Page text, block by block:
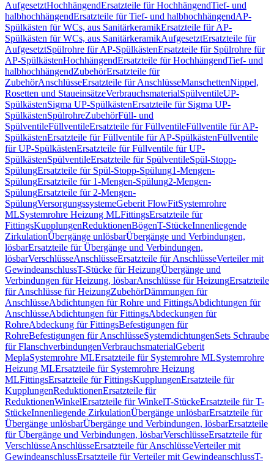
AufgesetztHochhängendErsatzteile für HochhängendTief- und
halbhochhängendErsatzteile für Tief- und halbhochhängendAP-
Spülkästen für WCs, aus SanitärkeramikErsatzteile für AP-
Spülkästen für WCs, aus SanitärkeramikAufgesetztErsatzteile für
AufgesetztSpülrohre für AP-SpülkästenErsatzteile für Spülrohre für
AP-SpülkästenHochhängendErsatzteile für HochhängendTief- und
halbhochhängendZubehörErsatzteile für
ZubehörAnschlüsseErsatzteile für AnschlüsseManschettenNippel,
Rosetten und StaueinsätzeVerbrauchsmaterialSpülventileUP-
SpülkästenSigma UP-SpülkästenErsatzteile für Sigma UP-
SpülkästenSpülrohreZubehörFüll- und
SpülventileFüllventileErsatzteile für FüllventileFüllventile für AP-
SpülkästenErsatzteile für Füllventile für AP-SpülkästenFüllventile
für UP-SpülkästenErsatzteile für Füllventile für UP-
SpülkästenSpülventileErsatzteile für SpülventileSpül-Stopp-
SpülungErsatzteile für Spül-Stopp-Spülung1-Mengen-
SpülungErsatzteile für 1-Mengen-Spülung2-Mengen-
SpülungErsatzteile für 2-Mengen-
SpülungVersorgungssystemeGeberit FlowFitSystemrohre
MLSystemrohre Heizung MLFittingsErsatzteile für
FittingsKupplungenReduktionenBögenT-StückeInnenliegende
ZirkulationÜbergänge unlösbarÜbergänge und Verbindungen,
lösbarErsatzteile für Übergänge und Verbindungen,
lösbarVerschlüsseAnschlüsseErsatzteile für AnschlüsseVerteiler mit
GewindeanschlussT-Stücke für HeizungÜbergänge und
Verbindungen für Heizung, lösbarAnschlüsse für HeizungErsatzteile
für Anschlüsse für HeizungZubehörDämmungen für
AnschlüsseAbdichtungen für Rohre und FittingsAbdichtungen für
AnschlüsseAbdichtungen für FittingsAbdeckungen für
RohreAbdeckung für FittingsBefestigungen für
RohreBefestigungen für AnschlüsseSystemdichtungenSets Schraube
für FlanschverbindungenVerbrauchsmaterialGeberit
MeplaSystemrohre MLErsatzteile für Systemrohre MLSystemrohre
Heizung MLErsatzteile für Systemrohre Heizung
MLFittingsErsatzteile für FittingsKupplungenErsatzteile für
KupplungenReduktionenErsatzteile für
ReduktionenWinkelErsatzteile für WinkelT-StückeErsatzteile für T-
StückeInnenliegende ZirkulationÜbergänge unlösbarErsatzteile für
Übergänge unlösbarÜbergänge und Verbindungen, lösbarErsatzteile
für Übergänge und Verbindungen, lösbarVerschlüsseErsatzteile für
VerschlüsseAnschlüsseErsatzteile für AnschlüsseVerteiler mit
GewindeanschlussErsatzteile für Verteiler mit GewindeanschlussT-